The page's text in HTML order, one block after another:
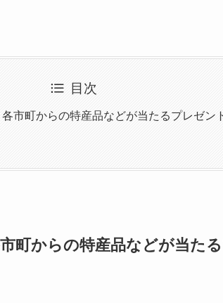
目次
市町からの特産品などが当たるプレゼン
町からの特産品などが当た